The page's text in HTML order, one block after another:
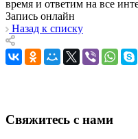
время и ответим на все
Запись онлайн
Назад к списку
Свяжитесь с нами